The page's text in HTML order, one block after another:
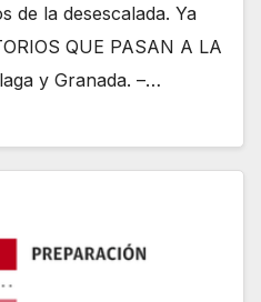
de la desescalada. Ya
QUE PASAN A LA
y Granada. –…